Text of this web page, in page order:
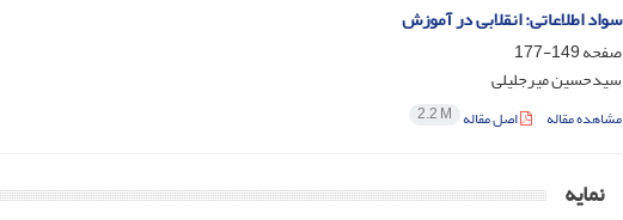
سواد اطلاعاتی: انقلابی در آموزش
صفحه149-177
سیدحسین میرجلیلی
مشاهده مقاله اصل مقاله 2.2 M
نمایه